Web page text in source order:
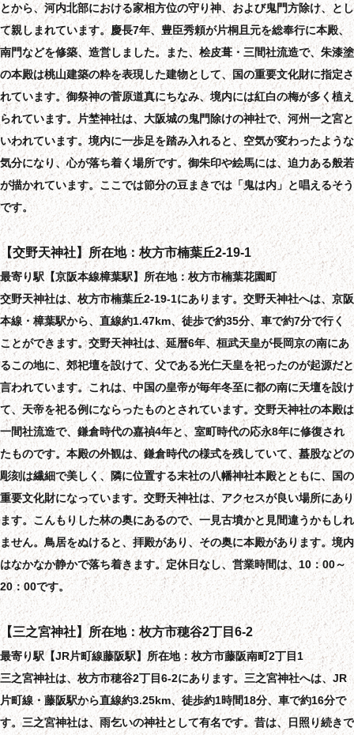
とから、河内北部における家相方位の守り神、および鬼門方除け、とし
て親しまれています。慶長7年、豊臣秀頼が片桐且元を総奉行に本殿、
南門などを修築、造営しました。また、桧皮葺・三間社流造で、朱漆塗
の本殿は桃山建築の粋を表現した建物として、国の重要文化財に指定さ
れています。御祭神の菅原道真にちなみ、境内には紅白の梅が多く植え
られています。片埜神社は、大阪城の鬼門除けの神社で、河州一之宮と
いわれています。境内に一歩足を踏み入れると、空気が変わったような
気分になり、心が落ち着く場所です。御朱印や絵馬には、迫力ある般若
が描かれています。ここでは節分の豆まきでは「鬼は内」と唱えるそう
です。
【交野天神社】所在地：枚方市楠葉丘2-19-1
最寄り駅【京阪本線樟葉駅】所在地：枚方市楠葉花園町
交野天神社は、枚方市楠葉丘2-19-1にあります。交野天神社へは、京阪
本線・樟葉駅から、直線約1.47km、徒歩で約35分、車で約7分で行く
ことができます。交野天神社は、延暦6年、桓武天皇が長岡京の南にあ
るこの地に、郊祀壇を設けて、父である光仁天皇を祀ったのが起源だと
言われています。これは、中国の皇帝が毎年冬至に都の南に天壇を設け
て、天帝を祀る例にならったものとされています。交野天神社の本殿は
一間社流造で、鎌倉時代の嘉禎4年と、室町時代の応永8年に修復され
たものです。本殿の外観は、鎌倉時代の様式を残していて、蟇股などの
彫刻は繊細で美しく、隣に位置する末社の八幡神社本殿とともに、国の
重要文化財になっています。交野天神社は、アクセスが良い場所にあり
ます。こんもりした林の奥にあるので、一見古墳かと見間違うかもしれ
ません。鳥居をぬけると、拝殿があり、その奥に本殿があります。境内
はなかなか静かで落ち着きます。定休日なし、営業時間は、10：00～
20：00です。
【三之宮神社】所在地：枚方市穂谷2丁目6-2
最寄り駅【JR片町線藤阪駅】所在地：枚方市藤阪南町2丁目1
三之宮神社は、枚方市穂谷2丁目6-2にあります。三之宮神社へは、JR
片町線・藤阪駅から直線約3.25km、徒歩約1時間18分、車で約16分で
す。三之宮神社は、雨乞いの神社として有名です。昔は、日照り続きで